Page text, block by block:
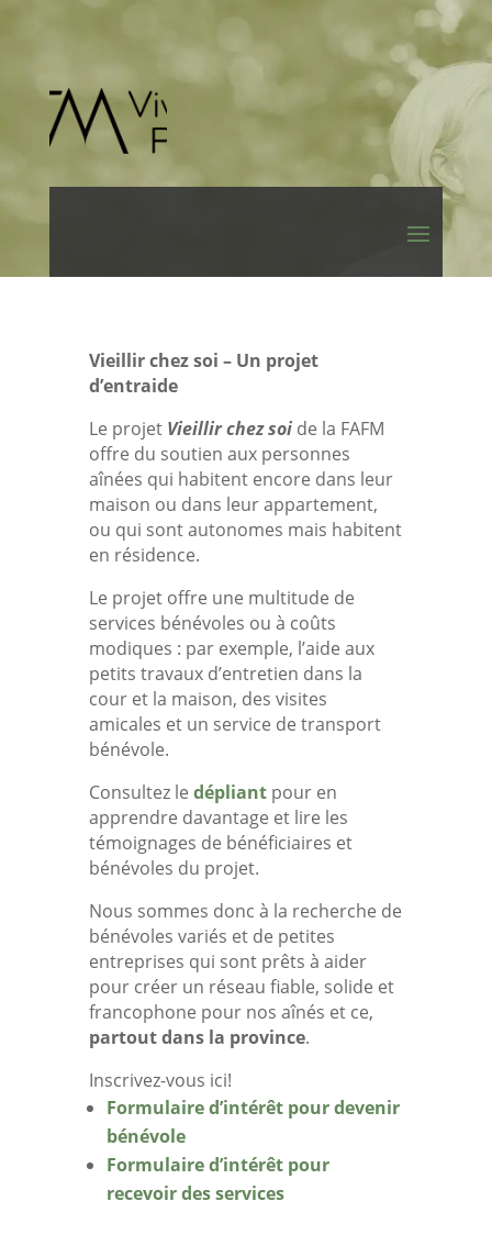
Vieillir chez soi – Un projet
d’entraide
Le projet Vieillir chez soide la FAFM
offre du soutien aux personnes
aînées qui habitent encore dans leur
maison ou dans leur appartement,
ou qui sont autonomes mais habitent
en résidence.
Le projet offre une multitude de
services bénévoles ou à coûts
modiques : par exemple, l’aide aux
petits travaux d’entretien dans la
cour et la maison, des visites
amicales et un service de transport
bénévole.
Consultez le dépliant pour en
apprendre davantage et lire les
témoignages de bénéficiaires et
bénévoles du projet.
Nous sommes donc à la recherche de
bénévoles variés et de petites
entreprises qui sont prêts à aider
pour créer un réseau fiable, solide et
francophone pour nos aînés et ce,
partout dans la province.
Inscrivez-vous ici!
Formulaire d’intérêt pour devenir
bénévole
Formulaire d’intérêt pour
recevoir des services